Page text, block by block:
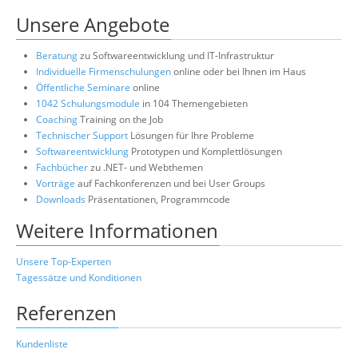
Unsere Angebote
Beratungzu Softwareentwicklung und IT-Infrastruktur
Individuelle Firmenschulungenonline oder bei Ihnen im Haus
Öffentliche Seminare online
1042 Schulungsmodule in 104 Themengebieten
CoachingTraining on the Job
Technischer Support Lösungen für Ihre Probleme
Softwareentwicklung Prototypen und Komplettlösungen
Fachbücherzu .NET- und Webthemen
Vorträge auf Fachkonferenzen und bei User Groups
Downloads Präsentationen, Programmcode
Weitere Informationen
Unsere Top-Experten
Tagessätze und Konditionen
Referenzen
Kundenliste